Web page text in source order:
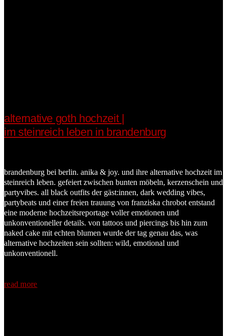
alternative goth hochzeit |
im steinreich leben in brandenburg
brandenburg bei berlin. anika & joy. und ihre alternative hochzeit im
steinreich leben. gefeiert zwischen bunten möbeln, kerzenschein und
partyvibes. all black outfits der gäst:innen, dark wedding vibes,
partybeats und einer freien trauung von franziska chrobot entstand
eine moderne hochzeitsreportage voller emotionen und
unkonventioneller details. von tattoos und piercings bis hin zum
naked cake mit echten blumen wurde der tag genau das, was
alternative hochzeiten sein sollten: wild, emotional und
unkonventionell.
read more